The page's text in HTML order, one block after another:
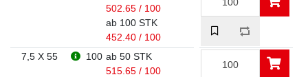
502.65 / 100
ab 100 STK
452.40 / 100
7,5 X 55
100 ab 50 STK
515.65 / 100